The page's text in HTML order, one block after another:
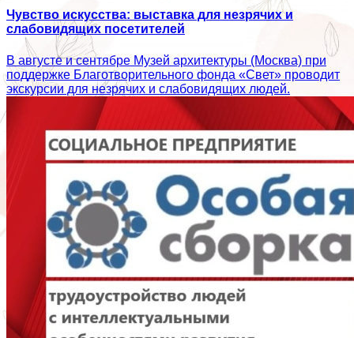
Чувство искусства: выставка для незрячих и
слабовидящих посетителей
В августе и сентябре Музей архитектуры (Москва) при
поддержке Благотворительного фонда «Свет» проводит
экскурсии для незрячих и слабовидящих людей.